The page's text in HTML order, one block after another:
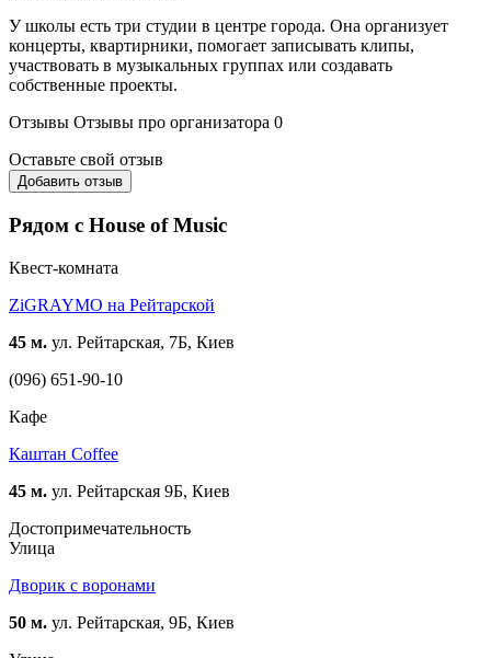
У школы есть три студии в центре города. Она организует
концерты, квартирники, помогает записывать клипы,
участвовать в музыкальных группах или создавать
собственные проекты.
Отзывы Отзывы про организатора 0
Оставьте свой отзыв
Добавить отзыв
Рядом с House of Music
Квест-комната
ZiGRAYMO на Рейтарской
45 м. ул. Рейтарская, 7Б, Киев
(096) 651-90-10
Кафе
Каштан Coffee
45 м. ул. Рейтарская 9Б, Киев
Достопримечательность
Улица
Дворик с воронами
50 м. ул. Рейтарская, 9Б, Киев